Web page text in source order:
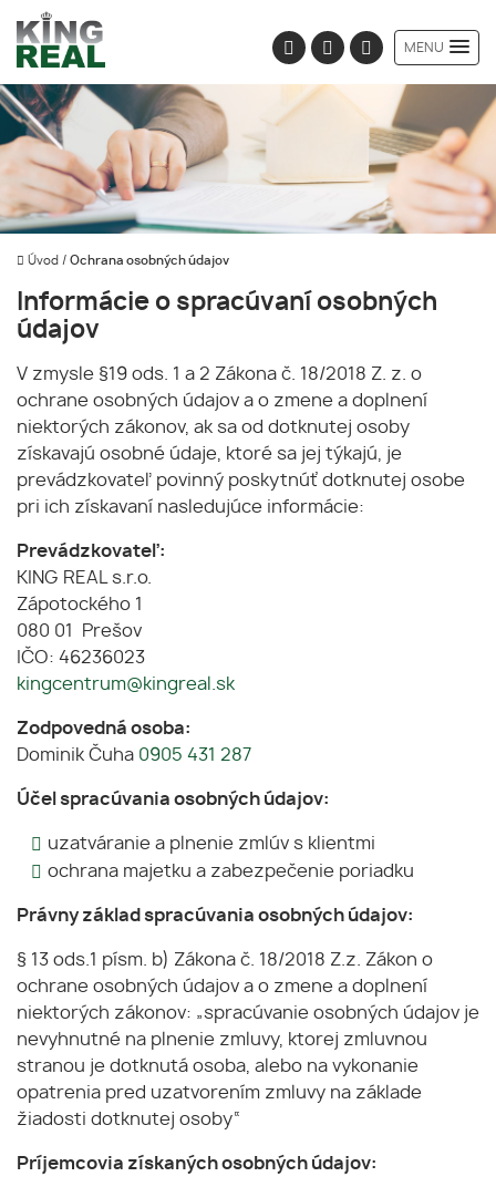
MENU
Úvod / Ochrana osobných údajov
Informácie o spracúvaní osobných
údajov
V zmysle §19 ods. 1 a 2 Zákona č. 18/2018 Z. z. o
ochrane osobných údajov a o zmene a doplnení
niektorých zákonov, ak sa od dotknutej osoby
získavajú osobné údaje, ktoré sa jej týkajú, je
prevádzkovateľ povinný poskytnúť dotknutej osobe
pri ich získavaní nasledujúce informácie:
Prevádzkovateľ:
KING REAL s.r.o.
Zápotockého 1
080 01 Prešov
IČO: 46236023
kingcentrum@kingreal.sk
Zodpovedná osoba:
Dominik Čuha 0905 431 287
Účel spracúvania osobných údajov:
uzatváranie a plnenie zmlúv s klientmi
ochrana majetku a zabezpečenie poriadku
Právny základ spracúvania osobných údajov:
§ 13 ods.1 písm. b) Zákona č. 18/2018 Z.z. Zákon o
ochrane osobných údajov a o zmene a doplnení
niektorých zákonov: „spracúvanie osobných údajov je
nevyhnutné na plnenie zmluvy, ktorej zmluvnou
stranou je dotknutá osoba, alebo na vykonanie
opatrenia pred uzatvorením zmluvy na základe
žiadosti dotknutej osoby“
Príjemcovia získaných osobných údajov: